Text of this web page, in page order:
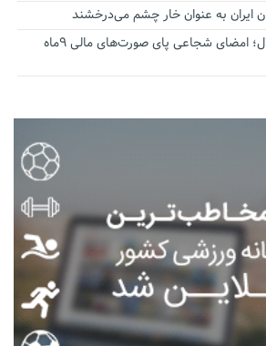
ایران به عنوان خار چشم می‌درخشند
اتفاق عجیب در استقلال؛ امضای شجاعی پای صورت‌های مالی ٩ماه